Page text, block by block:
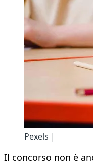
Pexels |
Il concorso non è